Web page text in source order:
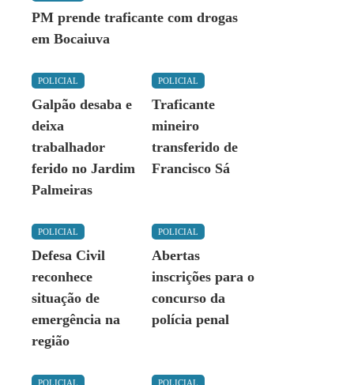
PM prende traficante com drogas
em Bocaiuva
POLICIAL
Galpão desaba e
deixa
trabalhador
ferido no Jardim
Palmeiras
POLICIAL
Traficante
mineiro
transferido de
Francisco Sá
POLICIAL
Defesa Civil
reconhece
situação de
emergência na
região
POLICIAL
Abertas
inscrições para o
concurso da
polícia penal
POLICIAL POLICIAL